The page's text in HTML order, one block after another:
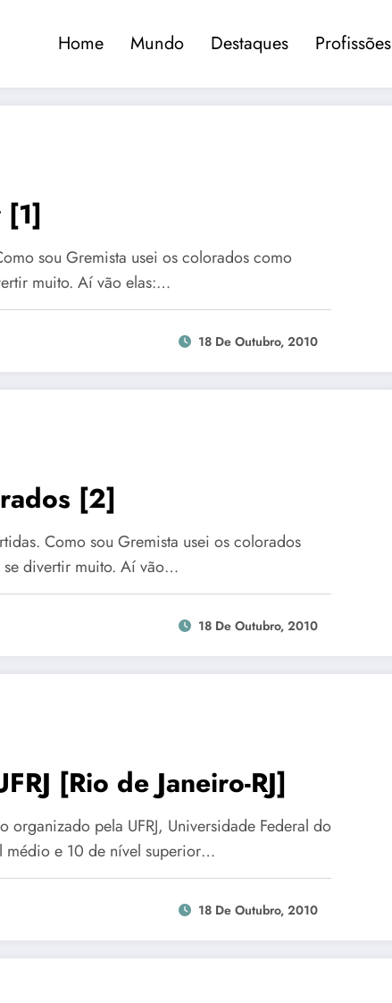
Home Mundo Destaques Profissões
[1]
sou Gremista usei os colorados como
muito. Aí vão elas:…
18 De Outubro, 2010
[2]
Como sou Gremista usei os colorados
se divertir muito. Aí vão…
18 De Outubro, 2010
[Rio de Janeiro-RJ]
organizado pela UFRJ, Universidade Federal do
médio e 10 de nível superior…
18 De Outubro, 2010